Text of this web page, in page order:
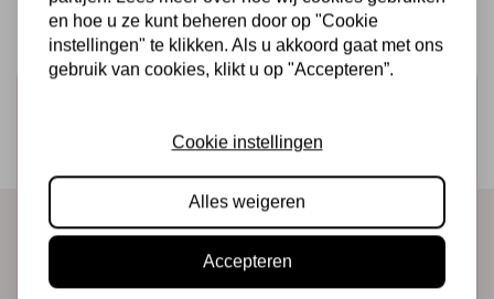
Ontvang als eerste onze actie en nieuwe producten
en hoe u ze kunt beheren door op "Cookie
instellingen" te klikken. Als u akkoord gaat met ons
gebruik van cookies, klikt u op "Accepteren”.
Cookie instellingen
Alles weigeren
Accepteren